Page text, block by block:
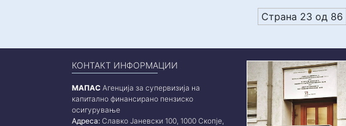
Страна 23 од 86
КОНТАКТ ИНФОРМАЦИИ
МАПАС Агенција за супервизија на
капитално финансирано пензиско
осигурување
Адреса: Славко Јаневски 100, 1000 Скопје,